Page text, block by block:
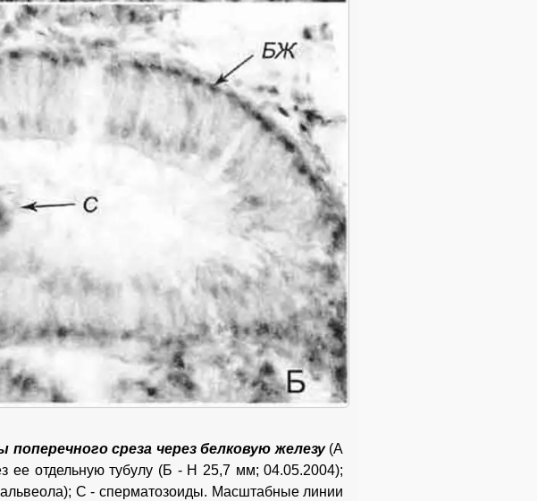
среза через белковую железу(А
ее отдельную тубулу (Б - Н 25,7 мм; 04.05.2004);
С - сперматозоиды. Масштабные линии